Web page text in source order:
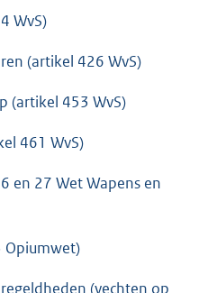
WvS)
(artikel 426 WvS)
(artikel 453 WvS)
461 WvS)
en 27 Wet Wapens en
Opiumwet)
(vechten op